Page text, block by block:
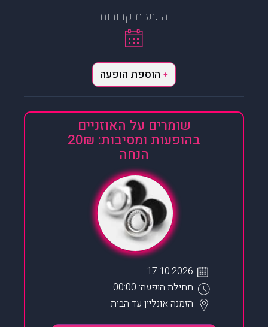
הופעות קרובות
+ הוספת הופעה
שומרים על האוזניים
בהופעות ומסיבות: 20₪
הנחה
17.10.2026
תחילת הופעה: 00:00
הזמנה אונליין עד הבית